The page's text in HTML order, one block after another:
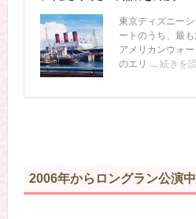
2006年からロングラン公演中